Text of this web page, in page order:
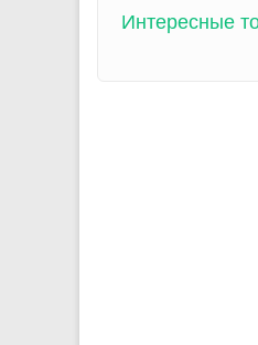
Интересные